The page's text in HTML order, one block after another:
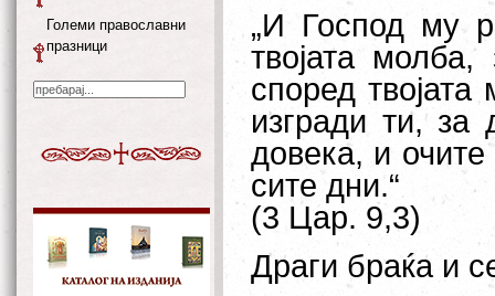
„И Господ му
твојата
според
изгради ти,
довека, и
сите дни.“
(3 Цар. 9,3)
Драги браќа и
Големи православни
празници